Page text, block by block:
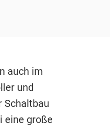
auch im
und
Schaltbau
eine große